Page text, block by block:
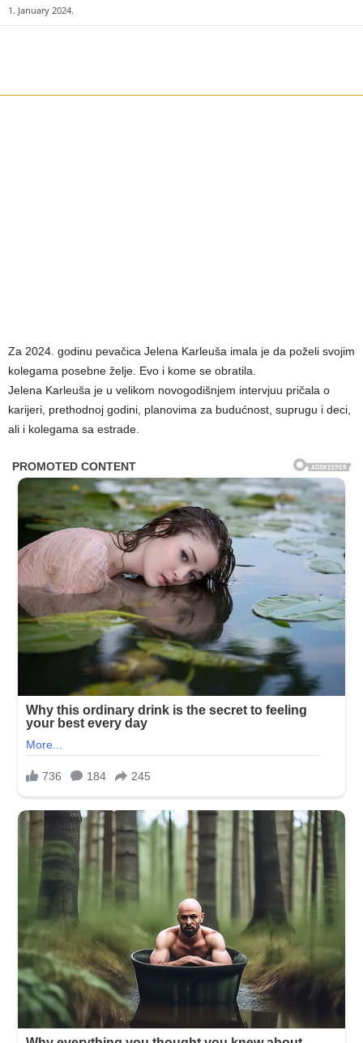
1. January 2024.
Za 2024. godinu pevačica Jelena Karleuša imala je da poželi svojim
kolegama posebne želje. Evo i kome se obratila.
Jelena Karleuša je u velikom novogodišnjem intervjuu pričala o
karijeri, prethodnoj godini, planovima za budućnost, suprugu i deci,
ali i kolegama sa estrade.